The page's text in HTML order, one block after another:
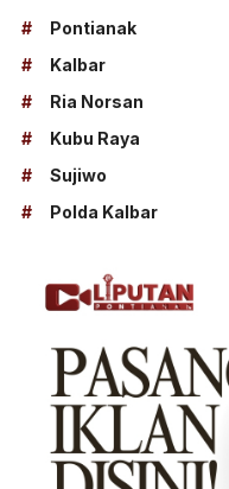
#
Pontianak
#
Kalbar
#
Ria Norsan
#
Kubu Raya
#
Sujiwo
#
Polda Kalbar